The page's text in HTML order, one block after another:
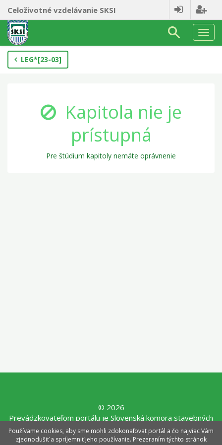
Celoživotné vzdelávanie SKSI
Nav
LEG*[23-03]
Kapitola nie je
prístupná
Pre štúdium kapitoly nemáte oprávnenie
© 2026
Prevádzkovateľom portálu je Slovenská komora stavebných
inžinierov, Mýtna 29, 811 07 Bratislava, tel.: 02/3907 5042,
e-mail:sksi@sksi.sk,www.sksi.sk
Používame cookies, aby sme mohli zdokonaľovat portál a čo najviac Vám
zjednodušiť a spríjemniť jeho používanie. Prezeraním týchto stránok